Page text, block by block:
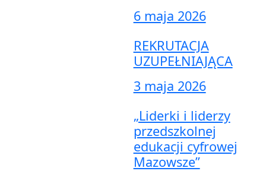
6 maja 2026
REKRUTACJA
UZUPEŁNIAJĄCA
3 maja 2026
„Liderki i liderzy
przedszkolnej
edukacji cyfrowej
Mazowsze”